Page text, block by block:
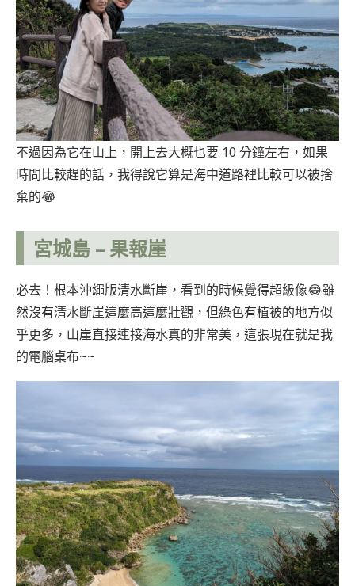
不過因為它在山上，開上去大概也要 10 分鐘左右，如果
時間比較趕的話，我得說它算是海中道路裡比較可以被捨
棄的😂
宮城島 –果報崖
必去！根本沖繩版清水斷崖，看到的時候覺得超級像😂雖
然沒有清水斷崖這麼高這麼壯觀，但綠色有植被的地方似
乎更多，山崖直接連接海水真的非常美，這張現在就是我
的電腦桌布~~